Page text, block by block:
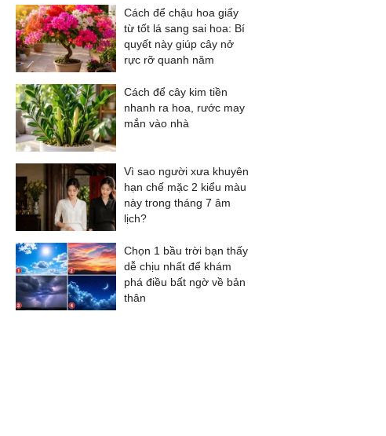
Cách để chậu hoa giấy
từ tốt lá sang sai hoa: Bí
quyết này giúp cây nở
rực rỡ quanh năm
Cách để cây kim tiền
nhanh ra hoa, rước may
mắn vào nhà
Vì sao người xưa khuyên
hạn chế mặc 2 kiểu màu
này trong tháng 7 âm
lịch?
Chọn 1 bầu trời bạn thấy
dễ chịu nhất để khám
phá điều bất ngờ về bản
thân